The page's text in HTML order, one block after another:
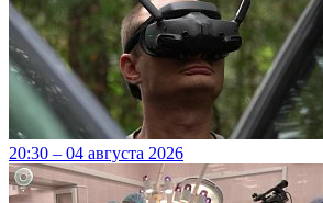
20:30 – 04 августа 2026